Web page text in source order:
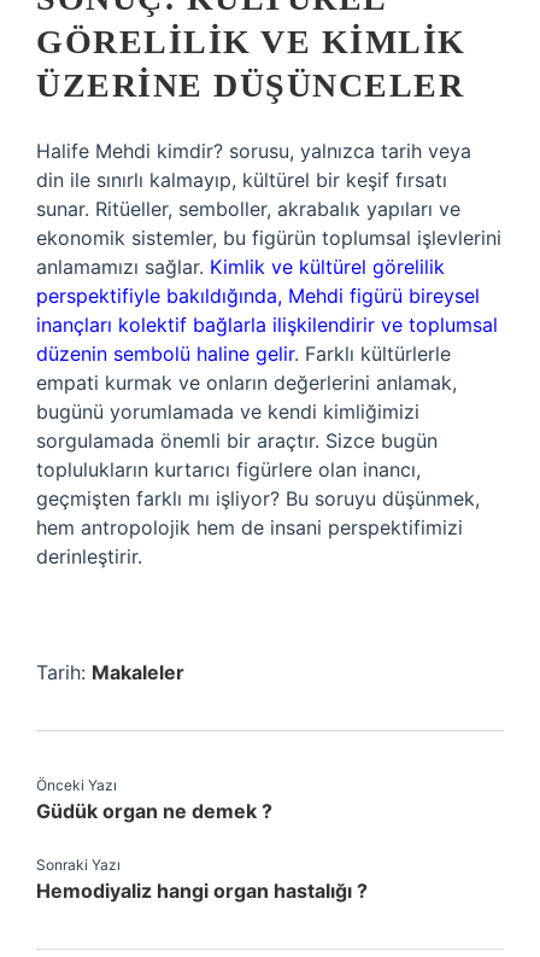
GÖRELILIK VE KIMLIK
ÜZERINE DÜŞÜNCELER
Halife Mehdi kimdir? sorusu, yalnızca tarih veya
din ile sınırlı kalmayıp, kültürel bir keşif fırsatı
sunar. Ritüeller, semboller, akrabalık yapıları ve
ekonomik sistemler, bu figürün toplumsal işlevlerini
anlamamızı sağlar. Kimlik ve kültürel görelilik
perspektifiyle bakıldığında, Mehdi figürü bireysel
inançları kolektif bağlarla ilişkilendirir ve toplumsal
düzenin sembolü haline gelir. Farklı kültürlerle
empati kurmak ve onların değerlerini anlamak,
bugünü yorumlamada ve kendi kimliğimizi
sorgulamada önemli bir araçtır. Sizce bugün
toplulukların kurtarıcı figürlere olan inancı,
geçmişten farklı mı işliyor? Bu soruyu düşünmek,
hem antropolojik hem de insani perspektifimizi
derinleştirir.
Tarih: Makaleler
Önceki Yazı
Güdük organ ne demek ?
Sonraki Yazı
Hemodiyaliz hangi organ hastalığı ?